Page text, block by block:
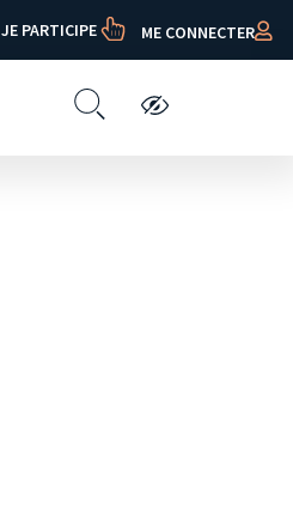
JE PARTICIPE ME CONNECTER